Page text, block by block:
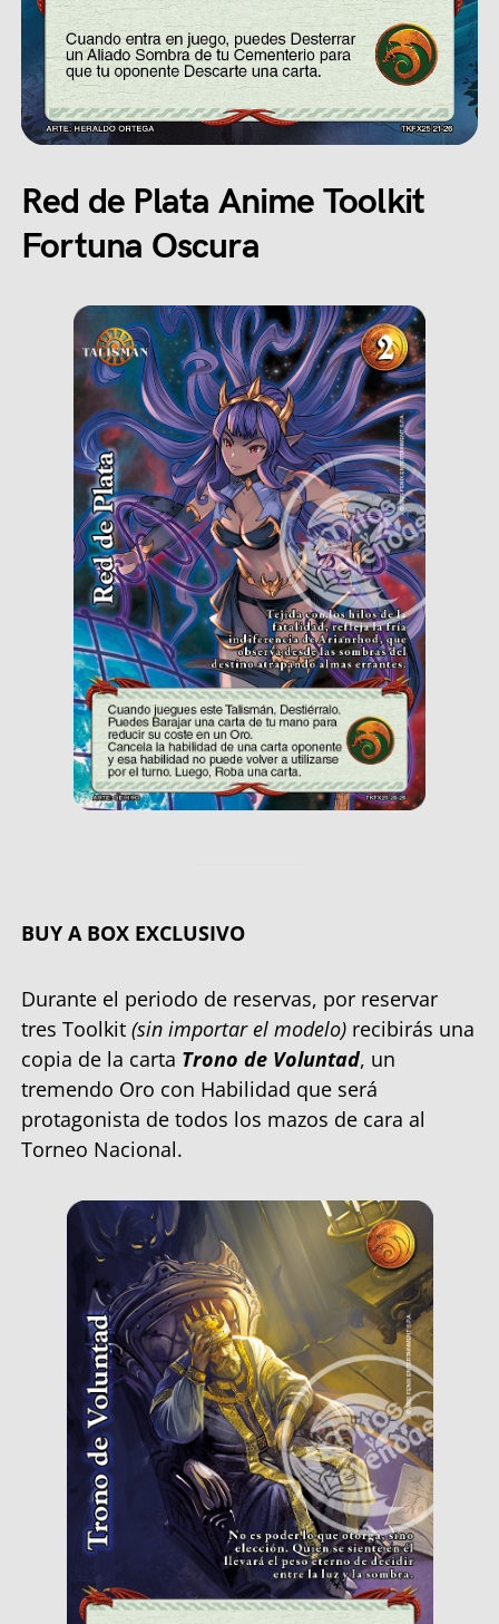
Red de Plata Anime Toolkit
Fortuna Oscura
BUY A BOX EXCLUSIVO
Durante el periodo de reservas, por reservar
tres Toolkit (sin importar el modelo) recibirás una
copia de la carta Trono de Voluntad, un
tremendo Oro con Habilidad que será
protagonista de todos los mazos de cara al
Torneo Nacional.